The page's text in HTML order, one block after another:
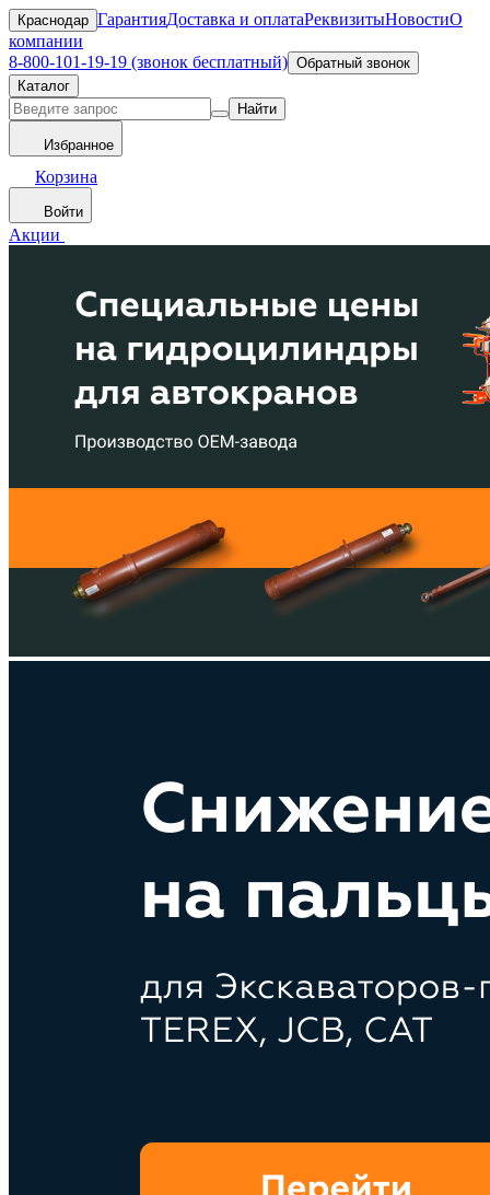
Краснодар ГарантияДоставка и оплатаРеквизитыНовостиО
компании
8-800-101-19-19 (звонок бесплатный) Обратный звонок
Каталог
Найти
Избранное
Корзина
Войти
Акции